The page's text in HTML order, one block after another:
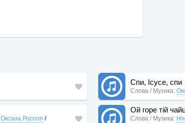
Спи, Ісусе, спи
Слова / Музика:
Оксана Роспоп /
Ой горе тій
Слова / Музика: